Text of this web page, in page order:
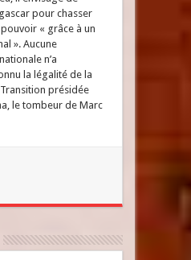
pour chasser
« grâce à un
». Aucune
n’a
la légalité de la
présidée
le tombeur de Marc